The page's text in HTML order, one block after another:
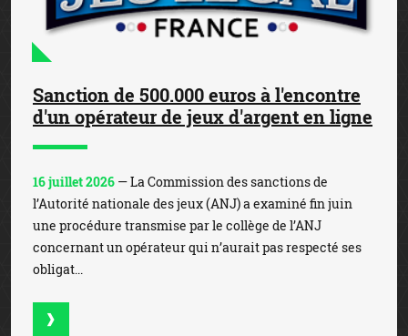
Sanction de 500.000 euros à l'encontre
d'un opérateur de jeux d'argent en ligne
16 juillet 2026 — La Commission des sanctions de
l’Autorité nationale des jeux (ANJ) a examiné fin juin
une procédure transmise par le collège de l’ANJ
concernant un opérateur qui n’aurait pas respecté ses
obligat...